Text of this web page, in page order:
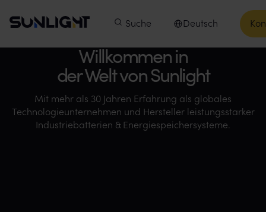
Sunlight Group
Hauptmenü
Produkte Unsere Unternehmen
Suche
Sprache auswählen
Deutsch
Willkommen in
der Welt von Sunlight
Mit mehr als 30 Jahren Erfahrung als globales
Technologieunternehmen und Hersteller leistungsstarker
Industriebatterien & Energiespeichersysteme.
Unsere Unternehmen